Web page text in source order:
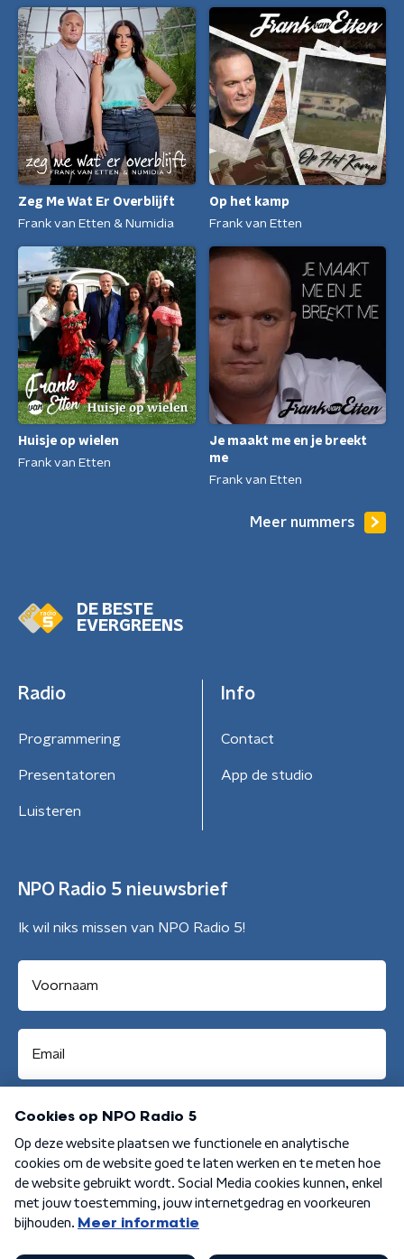
Zeg Me Wat Er Overblijft
Frank van Etten & Numidia
Op het kamp
Frank van Etten
Huisje op wielen
Frank van Etten
Je maakt me en je breekt
me
Frank van Etten
Meer nummers
DE BESTE
EVERGREENS
Radio
Programmering
Presentatoren
Luisteren
Info
Contact
App de studio
NPO Radio 5 nieuwsbrief
Ik wil niks missen van NPO Radio 5!
Aanmelden
Algemene voorwaarden